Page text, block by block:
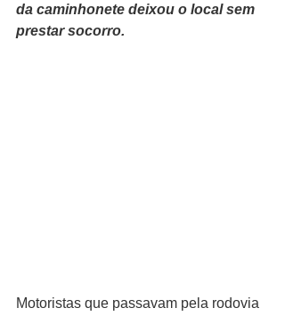
da caminhonete deixou o local sem
prestar socorro.
Motoristas que passavam pela rodovia